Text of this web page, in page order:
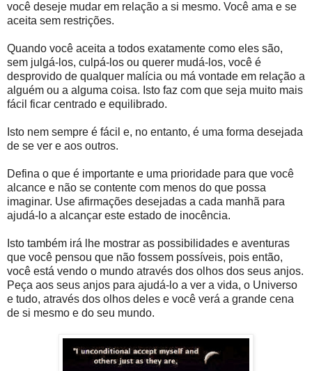
você deseje mudar em relação a si mesmo. Você ama e se
aceita sem restrições.
Quando você aceita a todos exatamente como eles são,
sem julgá-los, culpá-los ou querer mudá-los, você é
desprovido de qualquer malícia ou má vontade em relação a
alguém ou a alguma coisa. Isto faz com que seja muito mais
fácil ficar centrado e equilibrado.
Isto nem sempre é fácil e, no entanto, é uma forma desejada
de se ver e aos outros.
Defina o que é importante e uma prioridade para que você
alcance e não se contente com menos do que possa
imaginar. Use afirmações desejadas a cada manhã para
ajudá-lo a alcançar este estado de inocência.
Isto também irá lhe mostrar as possibilidades e aventuras
que você pensou que não fossem possíveis, pois então,
você está vendo o mundo através dos olhos dos seus anjos.
Peça aos seus anjos para ajudá-lo a ver a vida, o Universo
e tudo, através dos olhos deles e você verá a grande cena
de si mesmo e do seu mundo.